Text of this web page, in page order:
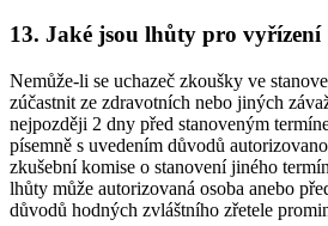
13. Jaké jsou lhůty pro vyřízení
Nemůže-li se uchazeč zkoušky ve
zúčastnit ze zdravotních nebo jiných
nejpozději 2 dny před stanoveným
písemně s uvedením důvodů
zkušební komise o stanovení jiného
lhůty může autorizovaná osoba anebo
důvodů hodných zvláštního zřetele